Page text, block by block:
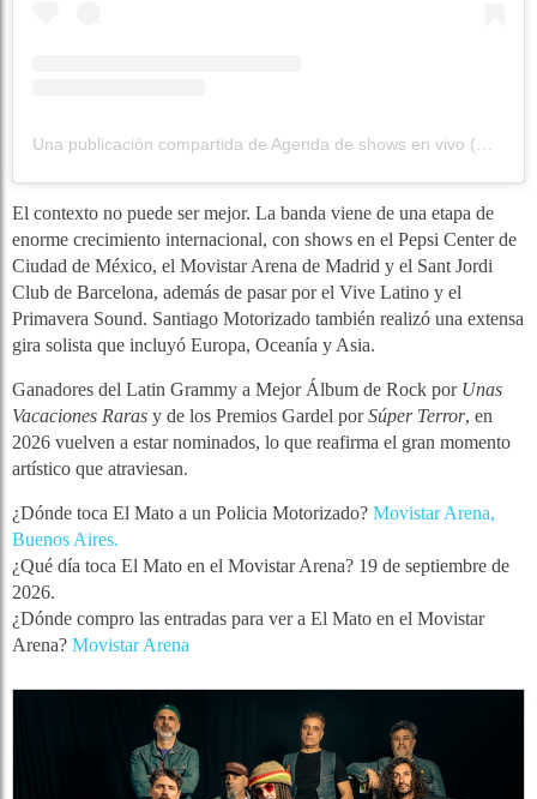
El contexto no puede ser mejor. La banda viene de una etapa de
enorme crecimiento internacional, con shows en el Pepsi Center de
Ciudad de México, el Movistar Arena de Madrid y el Sant Jordi
Club de Barcelona, además de pasar por el Vive Latino y el
Primavera Sound. Santiago Motorizado también realizó una extensa
gira solista que incluyó Europa, Oceanía y Asia.
Ganadores del Latin Grammy a Mejor Álbum de Rock por Unas
Vacaciones Raras y de los Premios Gardel porSúper Terror, en
2026 vuelven a estar nominados, lo que reafirma el gran momento
artístico que atraviesan.
¿Dónde toca El Mato a un Policia Motorizado? Movistar Arena,
Buenos Aires.
¿Qué día toca El Mato en el Movistar Arena? 19 de septiembre de
2026.
¿Dónde compro las entradas para ver a El Mato en el Movistar
Arena? Movistar Arena